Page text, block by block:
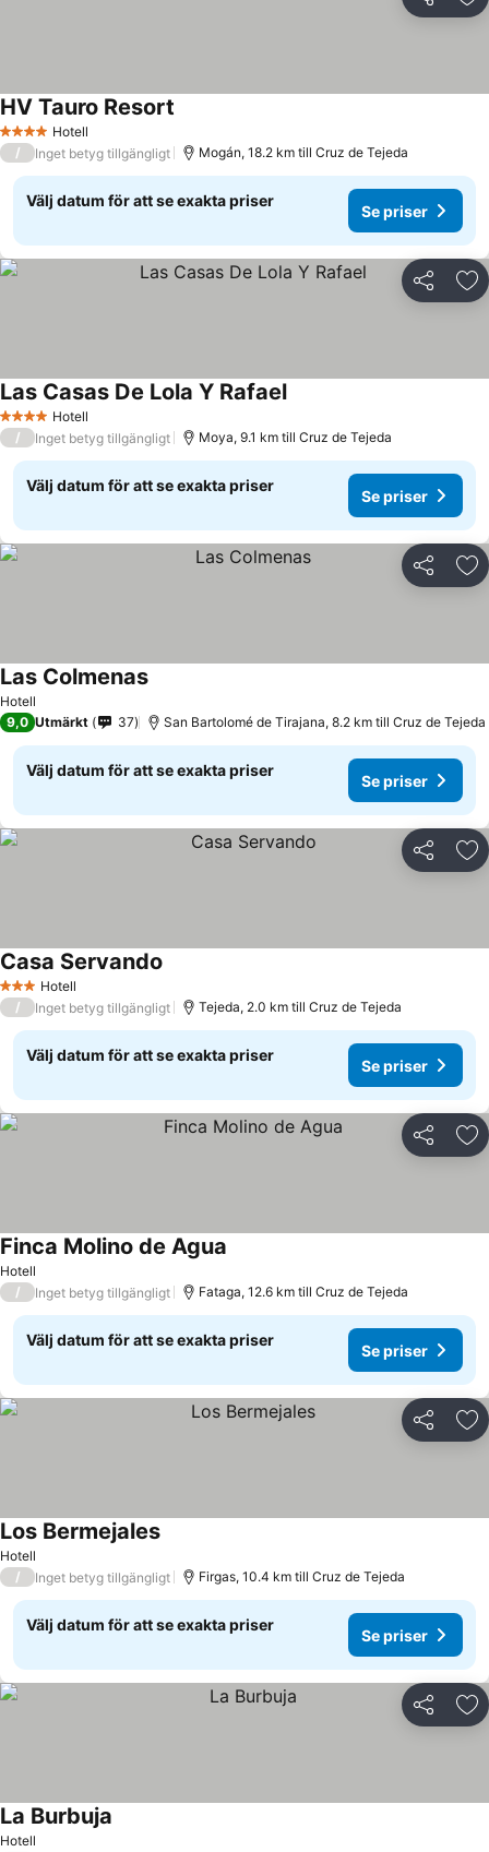
Dela
4 StjärnorHotell
HV Tauro Resort
/ Inget betyg tillgängligt Mogán, 18.2 km till Cruz de Tejeda
Välj datum för att se exakta priser
Se priser
Dela
4 StjärnorHotell
Las Casas De Lola Y Rafael
/ Inget betyg tillgängligt Moya, 9.1 km till Cruz de Tejeda
Välj datum för att se exakta priser
Se priser
Dela
Hotell
Las Colmenas
9,0 Utmärkt 37 San Bartolomé de Tirajana, 8.2 km till Cruz de Tejeda
Välj datum för att se exakta priser
Se priser
Dela
3 StjärnorHotell
Casa Servando
/ Inget betyg tillgängligt Tejeda, 2.0 km till Cruz de Tejeda
Välj datum för att se exakta priser
Se priser
Dela
Hotell
Finca Molino de Agua
/ Inget betyg tillgängligt Fataga, 12.6 km till Cruz de Tejeda
Välj datum för att se exakta priser
Se priser
Dela
Hotell
Los Bermejales
/ Inget betyg tillgängligt Firgas, 10.4 km till Cruz de Tejeda
Välj datum för att se exakta priser
Se priser
Dela
Hotell
La Burbuja